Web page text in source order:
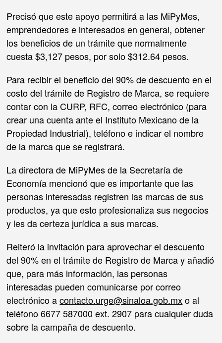
Precisó que este apoyo permitirá a las MiPyMes,
emprendedores e interesados en general, obtener
los beneficios de un trámite que normalmente
cuesta $3,127 pesos, por solo $312.64 pesos.
Para recibir el beneficio del 90% de descuento en el
costo del trámite de Registro de Marca, se requiere
contar con la CURP, RFC, correo electrónico (para
crear una cuenta ante el Instituto Mexicano de la
Propiedad Industrial), teléfono e indicar el nombre
de la marca que se registrará.
La directora de MiPyMes de la Secretaría de
Economía mencionó que es importante que las
personas interesadas registren las marcas de sus
productos, ya que esto profesionaliza sus negocios
y les da certeza jurídica a sus marcas.
Reiteró la invitación para aprovechar el descuento
del 90% en el trámite de Registro de Marca y añadió
que, para más información, las personas
interesadas pueden comunicarse por correo
electrónico acontacto.urge@sinaloa.gob.mxo al
teléfono 6677 587000 ext. 2907 para cualquier duda
sobre la campaña de descuento.